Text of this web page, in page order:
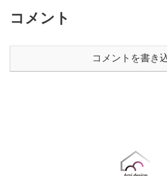
コメント
コメントを書き